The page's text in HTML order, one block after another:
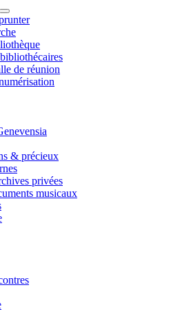
de réunion
& précieux
privées
musicaux